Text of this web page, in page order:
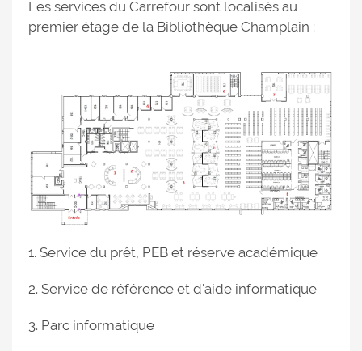
Les services du Carrefour sont localisés au
premier étage de la Bibliothèque Champlain :
1. Service du prêt, PEB et réserve académique
2. Service de référence et d'aide informatique
3. Parc informatique